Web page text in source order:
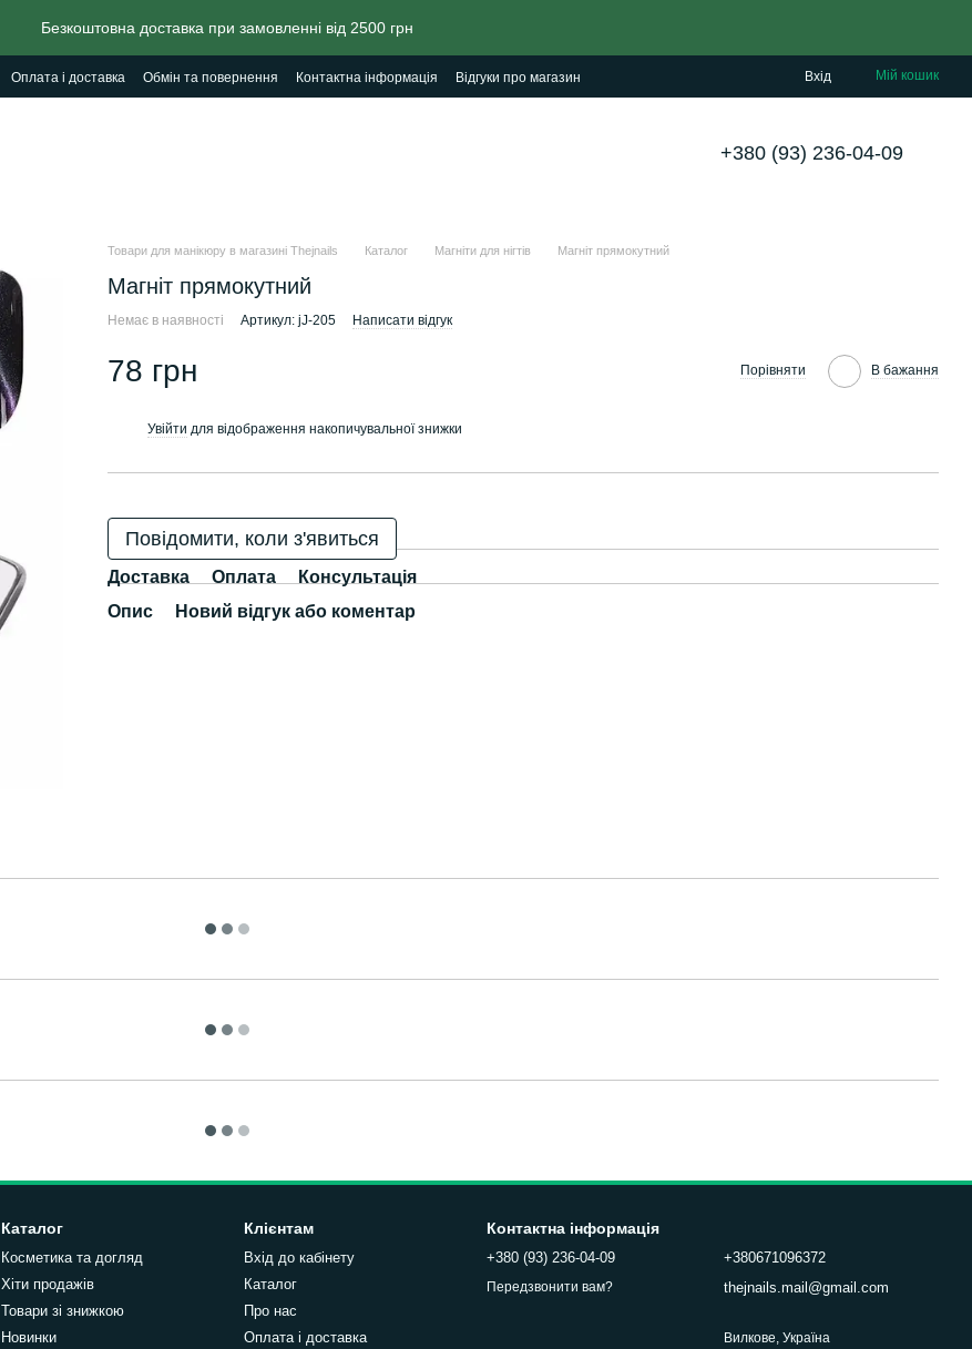
Безкоштовна доставка при замовленні від 2500 грн
Оплата і доставка Обмін та повернення Контактна інформація Відгуки про магазин Вхід Мій кошик
+380 (93) 236-04-09
Товари для манікюру в магазині Thejnails Каталог Магніти для нігтів Магніт прямокутний
Магніт прямокутний
Немає в наявності Артикул: jJ-205 Написати відгук
78 грн Порівняти В бажання
Увійти для відображення накопичувальної знижки
Повідомити, коли з'явиться
Доставка Оплата
Консультація
Опис
Новий відгук або коментар
Каталог
Косметика та догляд
Хіти продажів
Товари зі знижкою
Новинки
Клієнтам
Вхід до кабінету
Каталог
Про нас
Оплата і доставка
Контактна інформація
+380 (93) 236-04-09
Передзвонити вам?
+380671096372
thejnails.mail@gmail.com
Вилкове, Україна